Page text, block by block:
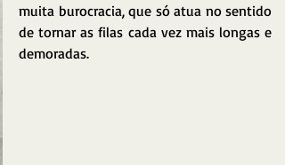
muita burocracia, que só atua no sentido
de tornar as filas cada vez mais longas e
demoradas.